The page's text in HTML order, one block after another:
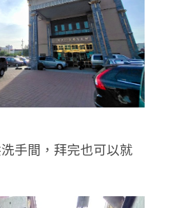
手間，拜完也可以就